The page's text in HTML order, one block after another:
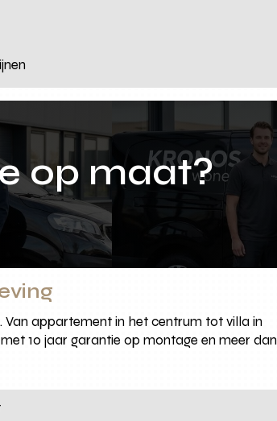
op maat?
appartement in het centrum tot villa in
10 jaar garantie op montage en meer dan